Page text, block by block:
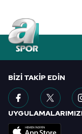
BIZI TAKIP EDIN